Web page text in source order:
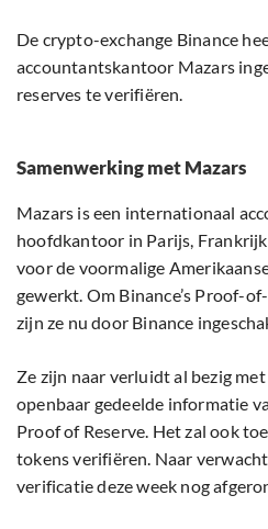
De crypto-exchange Binance
accountantskantoor Mazars
reserves te verifiëren.
Samenwerking met Mazars
Mazars is een internationaal
hoofdkantoor in Parijs,
voor de voormalige
gewerkt. Om Binance’s Proof-
zijn ze nu door Binance
Ze zijn naar verluidt al bezig
openbaar gedeelde informatie
Proof of Reserve. Het zal ook
tokens verifiëren. Naar
verificatie deze week nog